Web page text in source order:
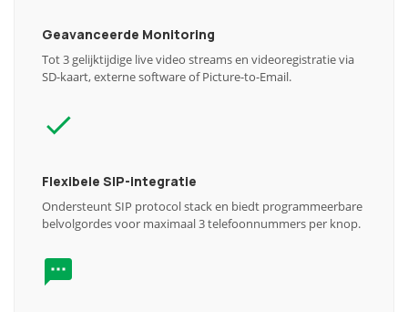
Geavanceerde Monitoring
Tot 3 gelijktijdige live video streams en videoregistratie via
SD-kaart, externe software of Picture-to-Email.
Flexibele SIP-integratie
Ondersteunt SIP protocol stack en biedt programmeerbare
belvolgordes voor maximaal 3 telefoonnummers per knop.